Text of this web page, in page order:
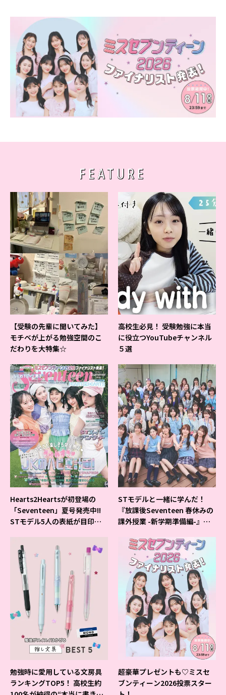
FEATURE
【受験の先輩に聞いてみた】
モチベが上がる勉強空間のこ
だわりを大特集☆
高校生必見！ 受験勉強に本当
に役立つYouTubeチャンネル
５選
Hearts2Heartsが初登場の
「Seventeen」夏号発売中!!
STモデル5人の表紙が目印だ
STモデルと一緒に学んだ！
『放課後Seventeen 春休みの
課外授業 -新学期準備編-』イ
勉強時に愛用している文房具
ランキングTOP5！ 高校生約
超豪華プレゼントも♡ミスセ
ブンティーン2026投票スター